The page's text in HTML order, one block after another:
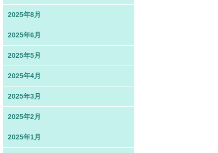
2025年8月
2025年6月
2025年5月
2025年4月
2025年3月
2025年2月
2025年1月